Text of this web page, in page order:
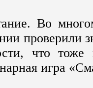
Во
проверили
что
игра